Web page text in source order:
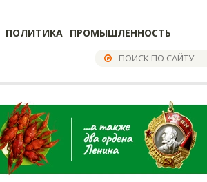
ПОЛИТИКА ПРОМЫШЛЕННОСТЬ